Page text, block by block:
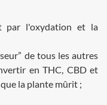
par l'oxydation et la
de tous les autres
en THC, CBD et
la plante mûrit ;